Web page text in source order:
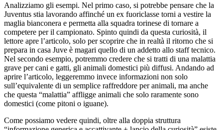
Analizziamo gli esempi. Nel primo caso, si potrebbe pensare che la
Juventus stia lavorando affinché un ex fuoriclasse torni a vestire la
maglia bianconera e permetta alla squadra torinese di tornare a
competere per il campionato. Spinto quindi da questa curiosità, il
lettore apre l’articolo, solo per scoprire che in realtà il ritorno che si
prepara in casa Juve è magari quello di un addetto allo staff tecnico.
Nel secondo esempio, potremmo credere che si tratti di una malattia
grave per cani e gatti, gli animali domestici più diffusi. Andando ad
aprire l’articolo, leggeremmo invece informazioni non solo
sull’equivalente di un semplice raffreddore per animali, ma anche
che questa “malattia” affligge animali che solo raramente sono
domestici (come pitoni o iguane).
Come possiamo vedere quindi, oltre alla doppia struttura